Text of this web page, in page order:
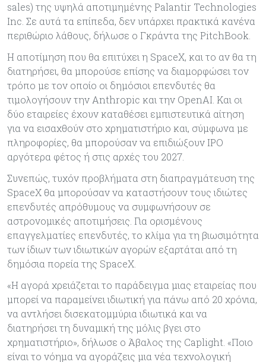
sales) της υψηλά αποτιμημένης Palantir Technologies
Inc. Σε αυτά τα επίπεδα, δεν υπάρχει πρακτικά κανένα
περιθώριο λάθους, δήλωσε ο Γκράντα της PitchBook.
Η αποτίμηση που θα επιτύχει η SpaceX, και το αν θα τη
διατηρήσει, θα μπορούσε επίσης να διαμορφώσει τον
τρόπο με τον οποίο οι δημόσιοι επενδυτές θα
τιμολογήσουν την Anthropic και την OpenAI. Και οι
δύο εταιρείες έχουν καταθέσει εμπιστευτικά αίτηση
για να εισαχθούν στο χρηματιστήριο και, σύμφωνα με
πληροφορίες, θα μπορούσαν να επιδιώξουν IPO
αργότερα φέτος ή στις αρχές του 2027.
Συνεπώς, τυχόν προβλήματα στη διαπραγμάτευση της
SpaceX θα μπορούσαν να καταστήσουν τους ιδιώτες
επενδυτές απρόθυμους να συμφωνήσουν σε
αστρονομικές αποτιμήσεις. Για ορισμένους
επαγγελματίες επενδυτές, το κλίμα για τη βιωσιμότητα
των ίδιων των ιδιωτικών αγορών εξαρτάται από τη
δημόσια πορεία της SpaceX.
«Η αγορά χρειάζεται το παράδειγμα μιας εταιρείας που
μπορεί να παραμείνει ιδιωτική για πάνω από 20 χρόνια,
να αντλήσει δισεκατομμύρια ιδιωτικά και να
διατηρήσει τη δυναμική της μόλις βγει στο
χρηματιστήριο», δήλωσε ο Άβαλος της Caplight. «Ποιο
είναι το νόημα να αγοράζεις μια νέα τεχνολογική